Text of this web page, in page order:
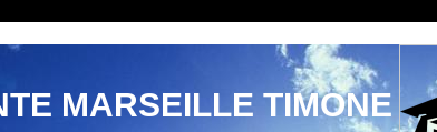
MARSEILLE TIMONE